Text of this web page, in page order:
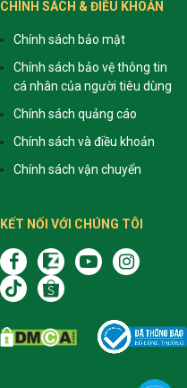
CHÍNH SÁCH & ĐIỀU KHOẢN
Chính sách bảo mật
Chính sách bảo vệ thông tin
cá nhân của người tiêu dùng
Chính sách quảng cáo
Chính sách và điều khoản
Chính sách vận chuyển
KẾT NỐI VỚI CHÚNG TÔI